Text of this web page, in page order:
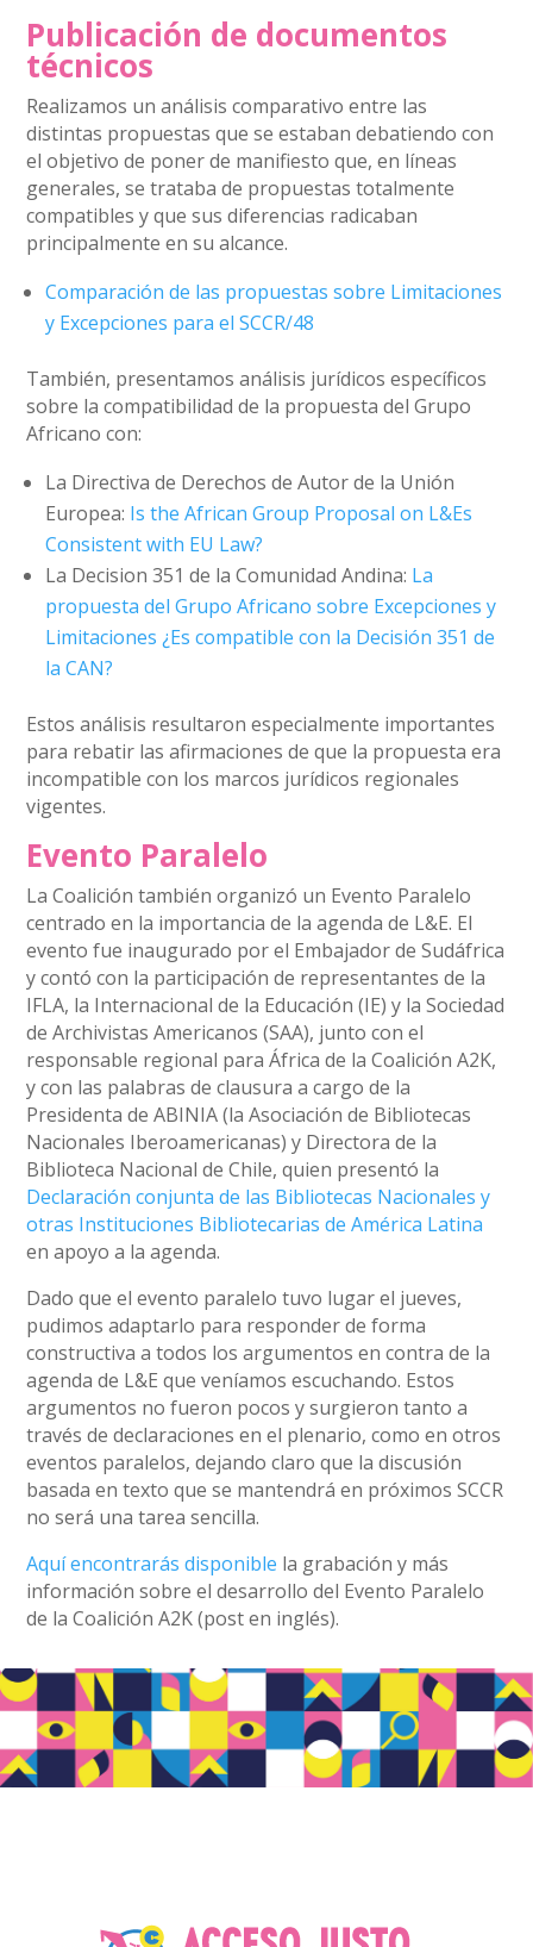
Publicación de documentos
técnicos
Realizamos un análisis comparativo entre las
distintas propuestas que se estaban debatiendo con
el objetivo de poner de manifiesto que, en líneas
generales, se trataba de propuestas totalmente
compatibles y que sus diferencias radicaban
principalmente en su alcance.
Comparación de las propuestas sobre Limitaciones
y Excepciones para el SCCR/48
También, presentamos análisis jurídicos específicos
sobre la compatibilidad de la propuesta del Grupo
Africano con:
La Directiva de Derechos de Autor de la Unión
Europea: Is the African Group Proposal on L&Es
Consistent with EU Law?
La Decision 351 de la Comunidad Andina: La
propuesta del Grupo Africano sobre Excepciones y
Limitaciones ¿Es compatible con la Decisión 351 de
la CAN?
Estos análisis resultaron especialmente importantes
para rebatir las afirmaciones de que la propuesta era
incompatible con los marcos jurídicos regionales
vigentes.
Evento Paralelo
La Coalición también organizó un Evento Paralelo
centrado en la importancia de la agenda de L&E. El
evento fue inaugurado por el Embajador de Sudáfrica
y contó con la participación de representantes de la
IFLA, la Internacional de la Educación (IE) y la Sociedad
de Archivistas Americanos (SAA), junto con el
responsable regional para África de la Coalición A2K,
y con las palabras de clausura a cargo de la
Presidenta de ABINIA (la Asociación de Bibliotecas
Nacionales Iberoamericanas) y Directora de la
Biblioteca Nacional de Chile, quien presentó la
Declaración conjunta de las Bibliotecas Nacionales y
otras Instituciones Bibliotecarias de América Latina
en apoyo a la agenda.
Dado que el evento paralelo tuvo lugar el jueves,
pudimos adaptarlo para responder de forma
constructiva a todos los argumentos en contra de la
agenda de L&E que veníamos escuchando. Estos
argumentos no fueron pocos y surgieron tanto a
través de declaraciones en el plenario, como en otros
eventos paralelos, dejando claro que la discusión
basada en texto que se mantendrá en próximos SCCR
no será una tarea sencilla.
Aquí encontrarás disponible la grabación y más
información sobre el desarrollo del Evento Paralelo
de la Coalición A2K (post en inglés).